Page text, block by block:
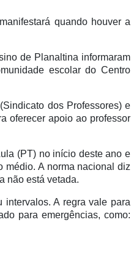
quando houver a
de Planaltina informaram
escolar do Centro
dos Professores) e
oferecer apoio ao professor
(PT) no início deste ano e
médio. A norma nacional diz
não está vetada.
A regra vale para
para emergências, como: